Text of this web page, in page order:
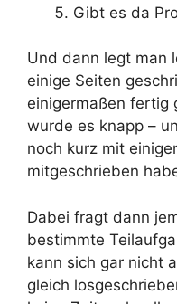
Gibt es da
Und dann legt man
einige Seiten
einigermaßen fertig
wurde es knapp –
noch kurz mit
mitgeschrieben
Dabei fragt dann
bestimmte
kann sich gar nicht
gleich